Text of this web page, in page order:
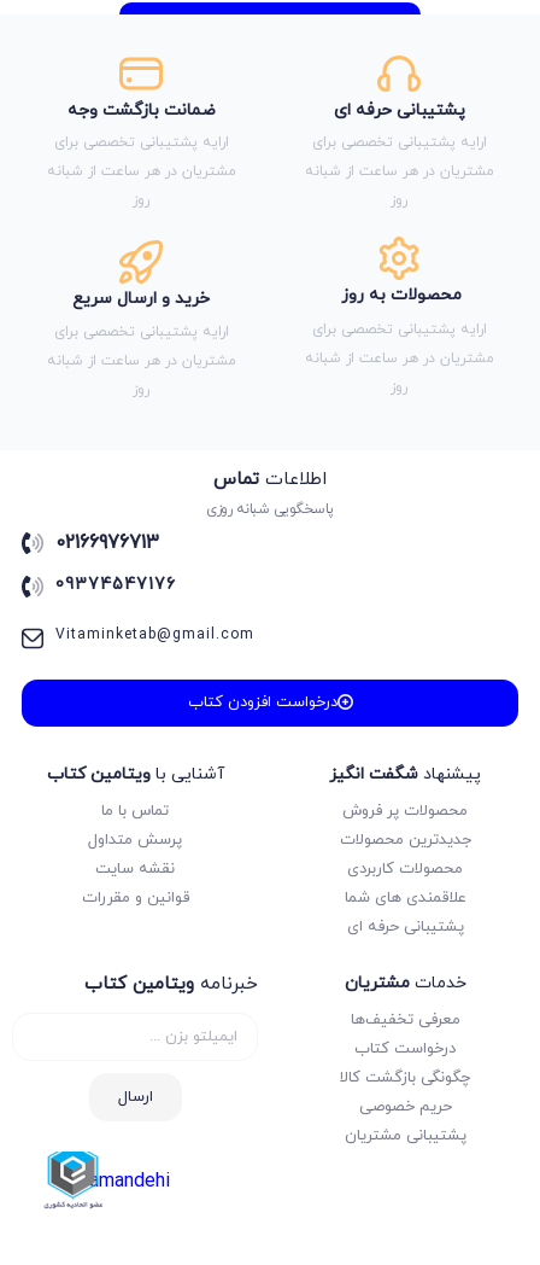
پشتیبانی حرفه ای
ارایه پشتیبانی تخصصی برای
مشتریان در هر ساعت از شبانه
روز
ضمانت بازگشت وجه
ارایه پشتیبانی تخصصی برای
مشتریان در هر ساعت از شبانه
روز
محصولات به روز
ارایه پشتیبانی تخصصی برای
مشتریان در هر ساعت از شبانه
روز
خرید و ارسال سریع
ارایه پشتیبانی تخصصی برای
مشتریان در هر ساعت از شبانه
روز
پیشنهاد شگفت انگیز
محصولات پر فروش
جدیدترین محصولات
محصولات کاربردی
علاقمندی های شما
پشتیبانی حرفه ای
آشنایی باویتامین کتاب
تماس با ما
پرسش متداول
نقشه سایت
قوانین و مقررات
خدماتمشتریان
معرفی تخفیف‌ها
درخواست کتاب
چگونگی بازگشت کالا
حریم خصوصی
پشتیبانی مشتریان
اطلاعات تماس
پاسخگویی شبانه روزی
02166976713
09374547176
Vitaminketab@gmail.com
درخواست افزودن کتاب
خبرنامه ویتامین کتاب
ارسال
samandehi